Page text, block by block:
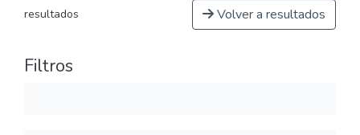
resultados Volver a resultados
Filtros